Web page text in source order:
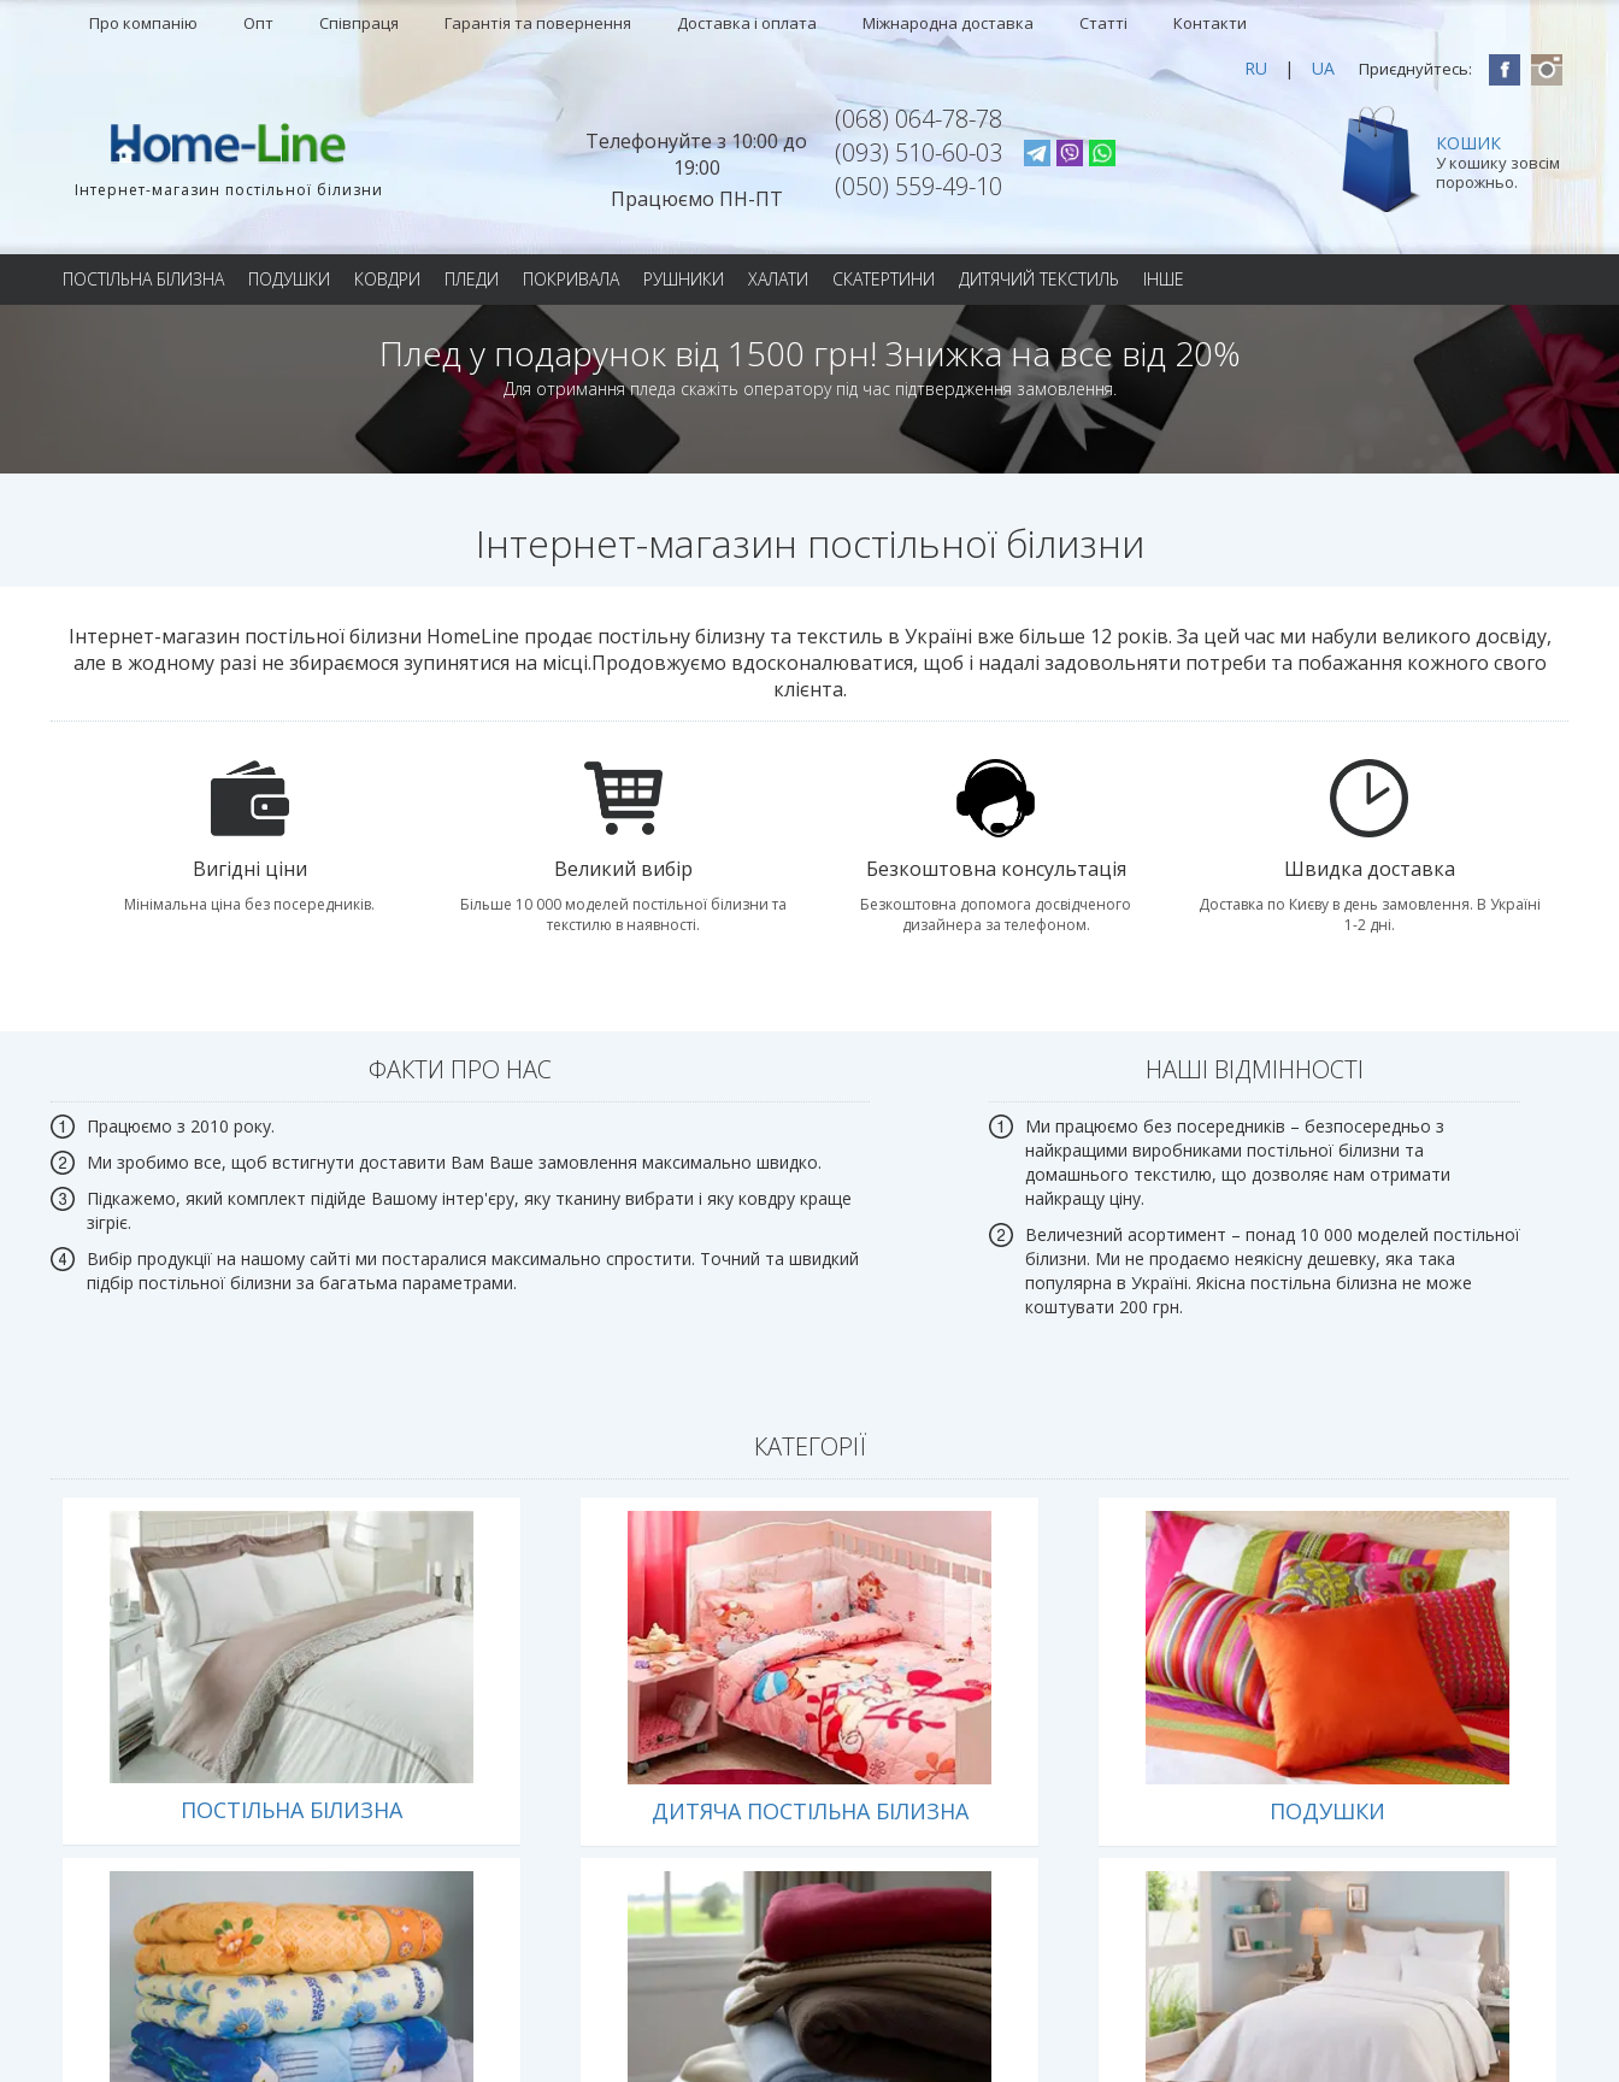
Про компанію Опт Співпраця Гарантія та повернення Доставка і оплата Міжнародна доставка Статті Контакти
RU | UA Приєднуйтесь:
Інтернет-магазин постільної білизни
Телефонуйте з 10:00 до
19:00
Працюємо ПН-ПТ
(068) 064-78-78
(093) 510-60-03
(050) 559-49-10
КОШИК
У кошику зовсім
порожньо.
ПОСТІЛЬНА БІЛИЗНА ПОДУШКИ КОВДРИ ПЛЕДИ ПОКРИВАЛА РУШНИКИ ХАЛАТИ СКАТЕРТИНИ ДИТЯЧИЙ ТЕКСТИЛЬ ІНШЕ
Плед у подарунок від 1500 грн! Знижка на все від 20%
Для отримання пледа скажіть оператору під час підтвердження замовлення.
Інтернет-магазин постільної білизни
Інтернет-магазин постільної білизни HomeLine продає постільну білизну та текстиль в Україні вже більше 12 років. За цей час ми набули великого досвіду,
але в жодному разі не збираємося зупинятися на місці.Продовжуємо вдосконалюватися, щоб і надалі задовольняти потреби та побажання кожного свого
клієнта.
Вигідні ціни
Мінімальна ціна без посередників.
Великий вибір
Більше 10 000 моделей постільної білизни та
текстилю в наявності.
Безкоштовна консультація
Безкоштовна допомога досвідченого
дизайнера за телефоном.
Швидка доставка
Доставка по Києву в день замовлення. В Україні
1-2 дні.
ФАКТИ ПРО НАС
Працюємо з 2010 року.
Ми зробимо все, щоб встигнути доставити Вам Ваше замовлення максимально швидко.
Підкажемо, який комплект підійде Вашому інтер'єру, яку тканину вибрати і яку ковдру краще
зігріє.
Вибір продукції на нашому сайті ми постаралися максимально спростити. Точний та швидкий
підбір постільної білизни за багатьма параметрами.
НАШІ ВІДМІННОСТІ
Ми працюємо без посередників – безпосередньо з
найкращими виробниками постільної білизни та
домашнього текстилю, що дозволяє нам отримати
найкращу ціну.
Величезний асортимент – понад 10 000 моделей постільної
білизни. Ми не продаємо неякісну дешевку, яка така
популярна в Україні. Якісна постільна білизна не може
коштувати 200 грн.
КАТЕГОРІЇ
ПОСТІЛЬНА БІЛИЗНА ДИТЯЧА ПОСТІЛЬНА БІЛИЗНА ПОДУШКИ